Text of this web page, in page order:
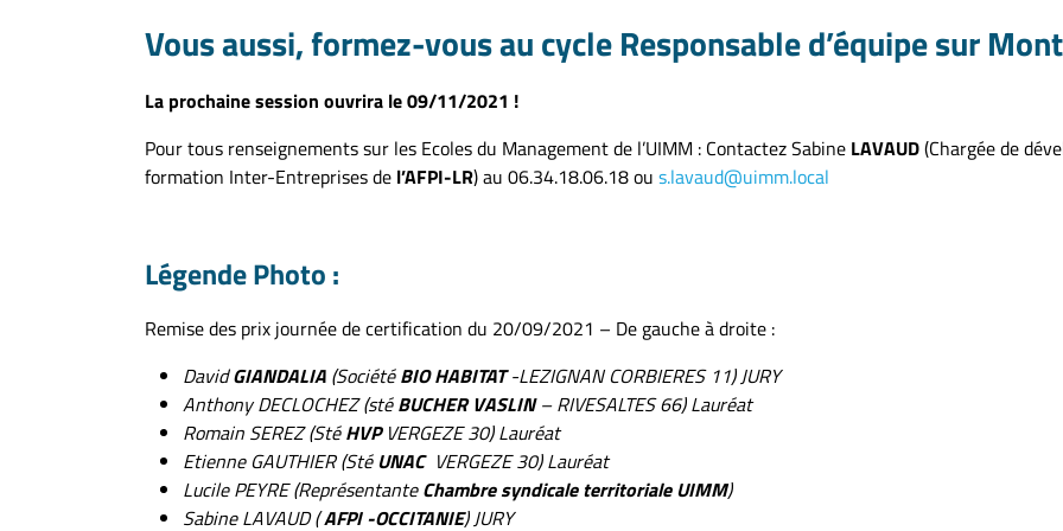
Vous aussi, formez-vous au cycle Responsable d’équipe sur
La prochaine session ouvrira le 09/11/2021 !
Pour tous renseignements sur les Ecoles du Management de l’UIMM : Contactez Sabine LAVAUD(Chargée de
formation Inter-Entreprises de l’AFPI-LR) au 06.34.18.06.18 ou s.lavaud@uimm.local
Légende Photo :
Remise des prix journée de certification du 20/09/2021 – De gauche à droite :
DavidGIANDALIA (SociétéBIO HABITAT-LEZIGNAN CORBIERES 11) JURY
Anthony DECLOCHEZ (stéBUCHER VASLIN– RIVESALTES 66) Lauréat
Romain SEREZ (StéHVPVERGEZE 30) Lauréat
Etienne GAUTHIER (StéUNAC VERGEZE 30) Lauréat
Lucile PEYRE (ReprésentanteChambre syndicale territoriale UIMM)
Sabine LAVAUD (AFPI -OCCITANIE) JURY